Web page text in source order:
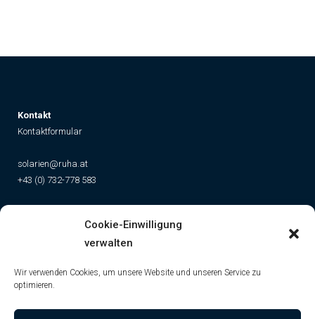
Cookie-Einwilligung
verwalten
Wir verwenden Cookies, um unsere Website und unseren Service zu
optimieren.
Kontakt
Kontaktformular
solarien@ruha.at
+43 (0) 732-778 583